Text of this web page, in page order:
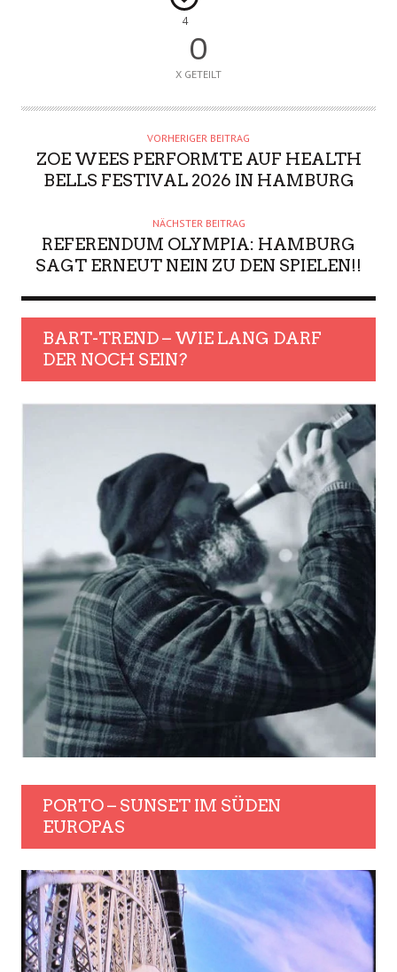
4
0
X GETEILT
VORHERIGER BEITRAG
ZOE WEES PERFORMTE AUF HEALTH
BELLS FESTIVAL 2026 IN HAMBURG
NÄCHSTER BEITRAG
REFERENDUM OLYMPIA: HAMBURG
SAGT ERNEUT NEIN ZU DEN SPIELEN!!
BART-TREND – WIE LANG DARF
DER NOCH SEIN?
PORTO – SUNSET IM SÜDEN
EUROPAS